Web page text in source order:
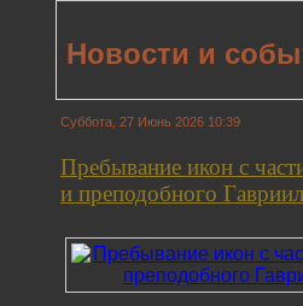
Новости и
Суббота, 27 Июнь 2026 10:39
Пребывание икон с
и преподобного